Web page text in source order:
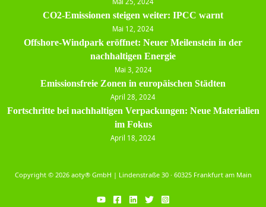
CO2-Emissionen steigen weiter: IPCC warnt
Mai 12, 2024
Offshore-Windpark eröffnet: Neuer Meilenstein in der
nachhaltigen Energie
Mai 3, 2024
Emissionsfreie Zonen in europäischen Städten
April 28, 2024
Fortschritte bei nachhaltigen Verpackungen: Neue Materialien
im Fokus
April 18, 2024
Copyright © 2026 aoty® GmbH | Lindenstraße 30 · 60325 Frankfurt am Main